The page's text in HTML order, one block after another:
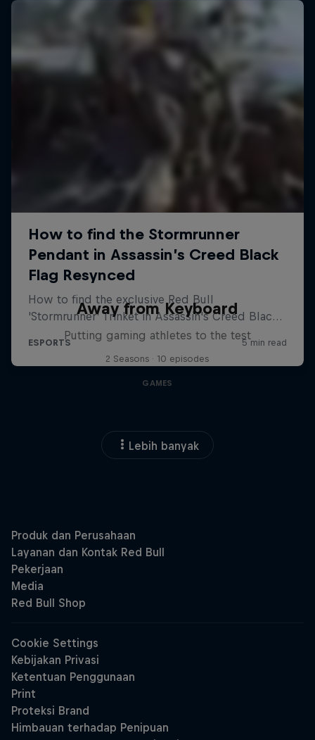
Away from Keyboard
Putting gaming athletes to the test
2 Seasons · 10 episodes
GAMES
Lebih banyak